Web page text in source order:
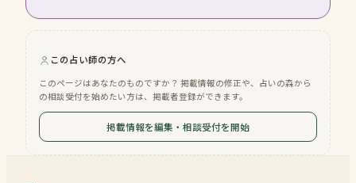
この占い師の方へ
このページはあなたのものですか？ 掲載情報の修正や、占いの森から
の相談受付を始めたい方は、掲載者登録ができます。
掲載情報を編集・相談受付を開始